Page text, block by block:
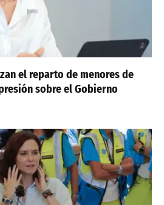
el reparto de menores de
sobre el Gobierno